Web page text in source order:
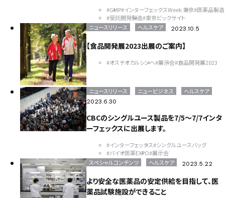
そらぷち 北海道
大原小児がん基金
キッズキャンプ
滝川
大原薬品工業株式会社
サンライフ株式会社
Computar
M&Aクラウド インタビュー
M&A
EUROSPINE
ヘルシンキ ギリシャ 拠点設立
BIOGARD
食品開発展
ボンオリーブ
インターフェックス
バイオ DYMAX
UV硬化接着剤
業務効率化
AIチャットボット
VEPLUS
Exhibition 展示会 Foodex
Recruit
Manufacturing
自動車＆電子機器・部材生産
#GMP#インターフェックスWeek 東京#医薬品製造
#受託開発製造#東京ビックサイト
ニュースリリース
ヘルスケア 2023.10.5
【食品開発展2023出展のご案内】
#オステオカルシンへ#展示会#食品開発展2023
ニュースリリース ニュービジネス ヘルスケア
2023.6.30
CBCのシングルユース製品を7/5～7/7インタ
ーフェックスに出展します。
#インターフェックス#シングルユースバッグ
#バイオ医薬EXPO#展示会
スペシャルコンテンツ
ヘルスケア 2023.5.22
より安全な医薬品の安定供給を目指して、医
薬品試験施設ができること